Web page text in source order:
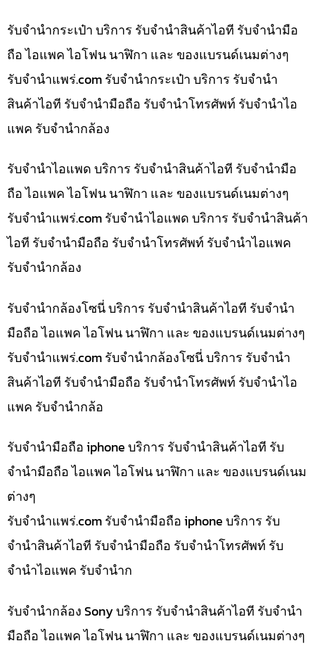
รับจำนำกระเป๋า บริการ รับจำนำสินค้าไอที รับจำนำมือ
ถือ ไอแพค ไอโฟน นาฬิกา และ ของแบรนด์เนมต่างๆ
รับจํานําแพร่.com รับจำนำกระเป๋า บริการ รับจำนำ
สินค้าไอที รับจำนำมือถือ รับจำนำโทรศัพท์ รับจำนำไอ
แพค รับจำนำกล้อง
รับจำนำไอแพด บริการ รับจำนำสินค้าไอที รับจำนำมือ
ถือ ไอแพค ไอโฟน นาฬิกา และ ของแบรนด์เนมต่างๆ
รับจํานําแพร่.com รับจำนำไอแพด บริการ รับจำนำสินค้า
ไอที รับจำนำมือถือ รับจำนำโทรศัพท์ รับจำนำไอแพค
รับจำนำกล้อง
รับจำนำกล้องโซนี่ บริการ รับจำนำสินค้าไอที รับจำนำ
มือถือ ไอแพค ไอโฟน นาฬิกา และ ของแบรนด์เนมต่างๆ
รับจํานําแพร่.com รับจำนำกล้องโซนี่ บริการ รับจำนำ
สินค้าไอที รับจำนำมือถือ รับจำนำโทรศัพท์ รับจำนำไอ
แพค รับจำนำกล้อ
รับจำนำมือถือ iphone บริการ รับจำนำสินค้าไอที รับ
จำนำมือถือ ไอแพค ไอโฟน นาฬิกา และ ของแบรนด์เนม
ต่างๆ
รับจํานําแพร่.com รับจำนำมือถือ iphone บริการ รับ
จำนำสินค้าไอที รับจำนำมือถือ รับจำนำโทรศัพท์ รับ
จำนำไอแพค รับจำนำก
รับจำนำกล้อง Sony บริการ รับจำนำสินค้าไอที รับจำนำ
มือถือ ไอแพค ไอโฟน นาฬิกา และ ของแบรนด์เนมต่างๆ